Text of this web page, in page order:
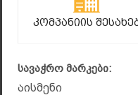
Კომპანიის
სავაჭრო მარკები:
აისმენი